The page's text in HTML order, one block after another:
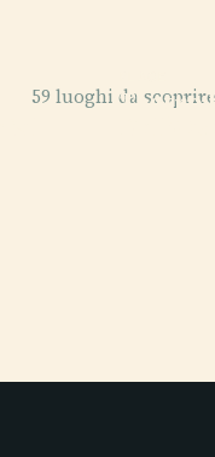
59 luoghi daTeatro